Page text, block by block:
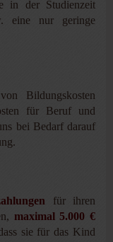
in der Studienzeit
eine nur geringe
Bildungskosten
für Beruf und
bei Bedarf darauf
für ihren
maximal 5.000 €
sie für das Kind